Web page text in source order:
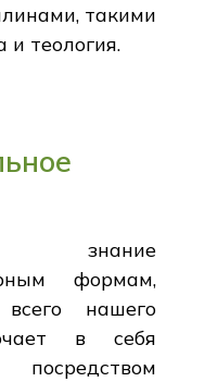
такими
и теология.
знание
формам,
нашего
в себя